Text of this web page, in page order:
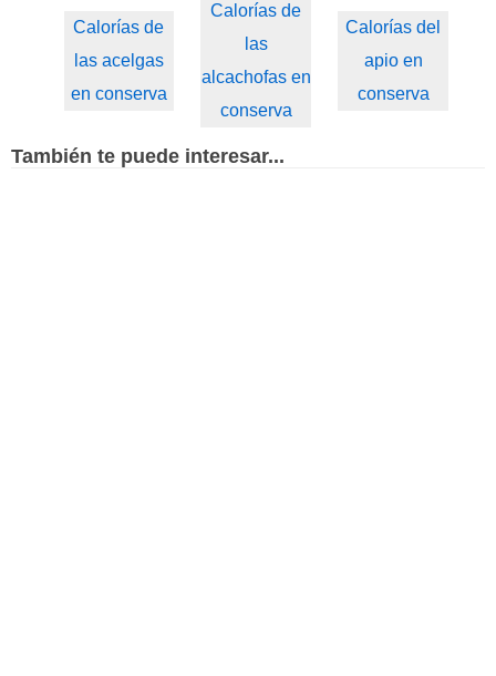
Calorías de
las acelgas
en conserva
Calorías de
las
alcachofas en
conserva
Calorías del
apio en
conserva
También te puede interesar...